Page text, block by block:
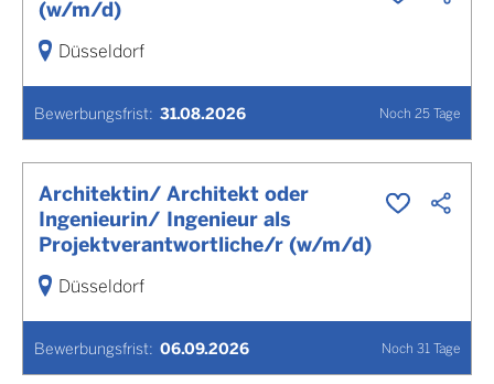
(w/m/d)
Bewerbungsfrist: 31.08.2026 Noch 25Tage
Düsseldorf
Architektin/ Architekt oder
Ingenieurin/ Ingenieur als
Projektverantwortliche/r (w/m/d)
Bewerbungsfrist: 06.09.2026 Noch 31 Tage
Düsseldorf